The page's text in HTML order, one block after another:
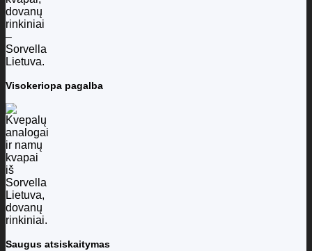
Visokeriopa pagalba
Saugus atsiskaitymas